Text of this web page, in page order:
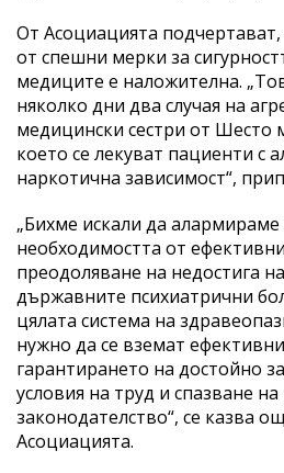
От Асоциацията
от спешни мерки за
медиците е наложителна.
няколко дни два случая на
медицински сестри от Шесто
което се лекуват пациенти с
наркотична зависимост“,
„Бихме искали да
необходимостта от
преодоляване на недостига
държавните психиатрични
цялата система на
нужно да се вземат
гарантирането на достойно
условия на труд и спазване
законодателство“, се казва
Асоциацията.